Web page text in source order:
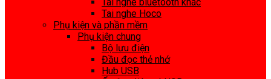
Tai nghe Hoco
Phụ kiện và phần mềm
Phụ kiện chung
Bộ lưu điện
Đầu đọc thẻ nhớ
Hub USB